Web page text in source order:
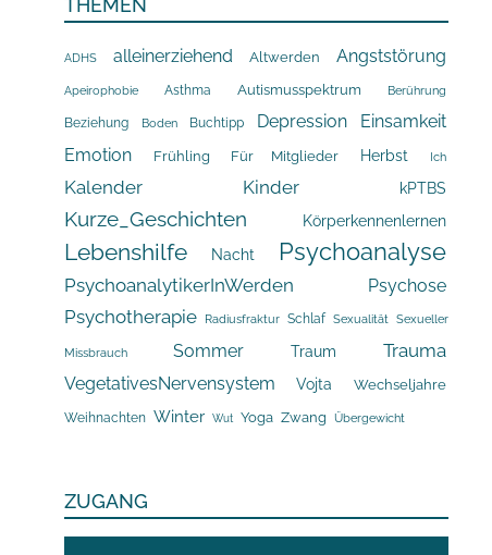
THEMEN
ADHS alleinerziehend Altwerden Angststörung
Apeirophobie Asthma Autismusspektrum Berührung
Beziehung Boden Buchtipp Depression
Einsamkeit
Emotion
Frühling Für Mitglieder Herbst Ich
Kalender Kinder kPTBS
Kurze_Geschichten Körperkennenlernen
Lebenshilfe Nacht Psychoanalyse
PsychoanalytikerInWerden Psychose
Psychotherapie Radiusfraktur Schlaf Sexualität Sexueller
Missbrauch Sommer Traum Trauma
VegetativesNervensystem Vojta Wechseljahre
Weihnachten Winter Wut Yoga Zwang Übergewicht
ZUGANG